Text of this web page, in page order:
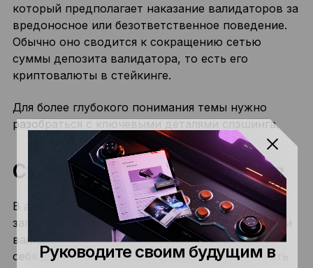
который предполагает наказание валидаторов за
вредоносное или безответственное поведение.
Обычно оно сводится к сокращению сетью
суммы депозита валидатора, то есть его
криптовалюты в стейкинге.
Для более глубокого понимания темы нужно
разобраться с ключевыми деталями слэшинга.
Стимулы для валидаторов
В актуальной PoS-версии Эфириума в роли
залога выступают 32 ETH, застейканных нодами
валидаторов. Если валидатор не будет вести
себя должным образом, его монеты могут стать
Руководите своим будущим в